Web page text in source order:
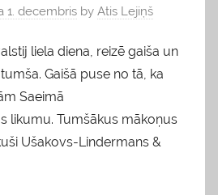
1. decembris by Atis Lejiņš
liela diena, reizē gaiša un
Gaišā puse no tā, ka
Saeimā
likumu. Tumšākus mākoņus
Ušakovs-Lindermans &